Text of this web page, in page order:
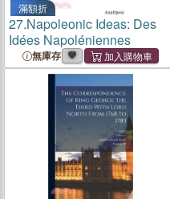
滿額折
27.Napoleonic Ideas: Des
Idées Napoléniennes
無庫存